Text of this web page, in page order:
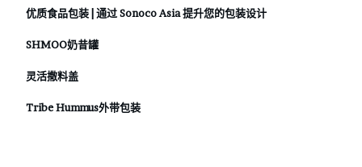
优质食品包装 | 通过 Sonoco Asia 提升您的包装设计
SHMOO奶昔罐
灵活撒料盖
Tribe Hummus外带包装